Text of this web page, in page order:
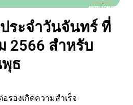
ระจำวันจันทร์ ที่
2566 สำหรับ
ธ
อรองเกิดความสำเร็จ